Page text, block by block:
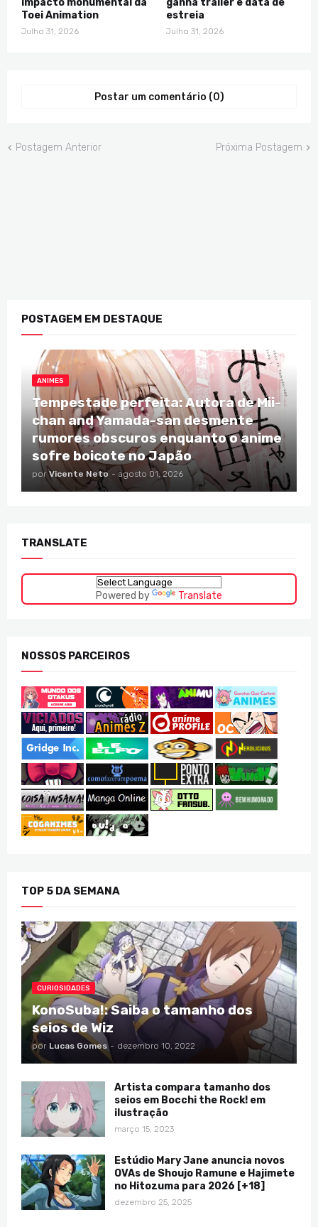
impacto monumental da
Toei Animation
Julho 31, 2026
ganha trailer e data de
estreia
Julho 31, 2026
Postar um comentário (0)
Postagem Anterior Próxima Postagem
POSTAGEM EM DESTAQUE
ANIMES
Tempestade perfeita: Autora de Mii-
chan and Yamada-san desmente
rumores obscuros enquanto o anime
sofre boicote no Japão
por Vicente Neto - agosto 01, 2026
TRANSLATE
Powered by Translate
NOSSOS PARCEIROS
TOP 5 DA SEMANA
CURIOSIDADES
KonoSuba!: Saiba o tamanho dos
seios de Wiz
por Lucas Gomes - dezembro 10, 2022
Artista compara tamanho dos
seios em Bocchi the Rock! em
ilustração
março 15, 2023
Estúdio Mary Jane anuncia novos
OVAs de Shoujo Ramune e Hajimete
no Hitozuma para 2026 [+18]
dezembro 25, 2025